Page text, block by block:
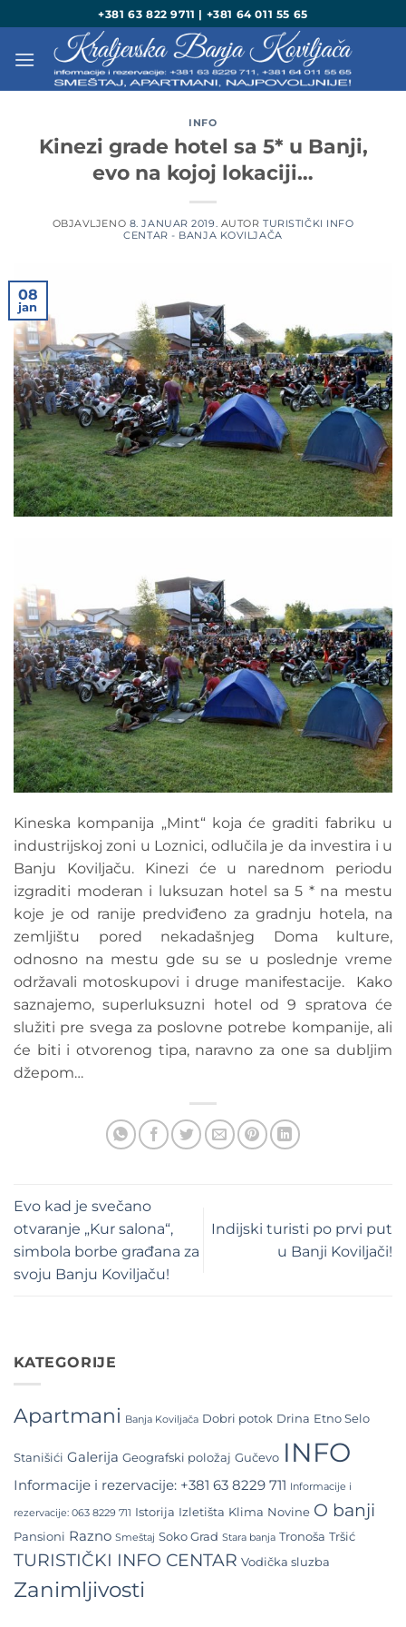
na
sadržaj
+381 63 822 9711 | +381 64 011 55 65
INFO
Kinezi grade hotel sa 5* u Banji,
evo na kojoj lokaciji…
OBJAVLJENO 8. JANUAR 2019. AUTORTURISTIČKI INFO
CENTAR - BANJA KOVILJAČA
08
jan
Kineska kompanija „Mint“ koja će graditi fabriku u
industrijskoj zoni u Loznici, odlučila je da investira i u
Banju Koviljaču. Kinezi će u narednom periodu
izgraditi moderan i luksuzan hotel sa 5 * na mestu
koje je od ranije predviđeno za gradnju hotela, na
zemljištu pored nekadašnjeg Doma kulture,
odnosno na mestu gde su se u poslednje vreme
održavali motoskupovi i druge manifestacije.
Kako
saznajemo, superluksuzni hotel od 9 spratova će
služiti pre svega za poslovne potrebe kompanije, ali
će biti i otvorenog tipa, naravno za one sa dubljim
džepom…
Evo kad je svečano
otvaranje „Kur salona“,
simbola borbe građana za
svoju Banju Koviljaču!
Indijski turisti po prvi put
u Banji Koviljači!
KATEGORIJE
Apartmani Banja Koviljača Dobri potok Drina Etno Selo
Stanišići Galerija Geografski položaj Gučevo INFO
Informacije i rezervacije: +381 63 8229 711 Informacije i
rezervacije: 063 8229 711 Istorija Izletišta Klima Novine O banji
Pansioni Razno Smeštaj Soko Grad Stara banja Tronoša Tršić
TURISTIČKI INFO CENTAR Vodička sluzba
Zanimljivosti